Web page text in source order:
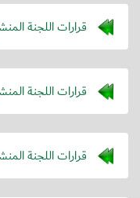
قرارات اللجنة
قرارات اللجنة
قرارات اللجنة